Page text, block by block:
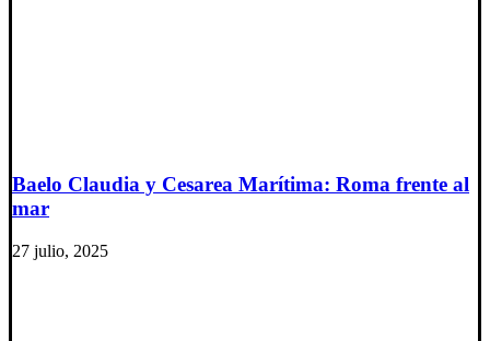
Baelo Claudia y Cesarea Marítima: Roma frente al
mar
27 julio, 2025